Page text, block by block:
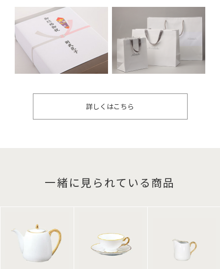
詳しくはこちら
一緒に見られている商品